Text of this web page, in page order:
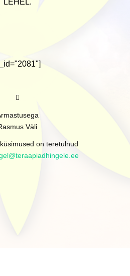
Väli
on teretulnud